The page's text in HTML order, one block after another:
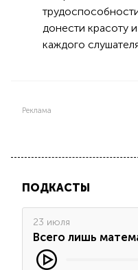
донести красоту
каждого
Реклама
ПОДКАСТЫ
23 июля
Всего лишь